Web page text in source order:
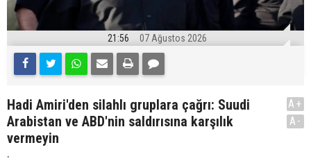
21:56 07 Ağustos 2026
Hadi Amiri'den silahlı gruplara çağrı: Suudi
Arabistan ve ABD'nin saldırısına karşılık
vermeyin
.
A+
A-